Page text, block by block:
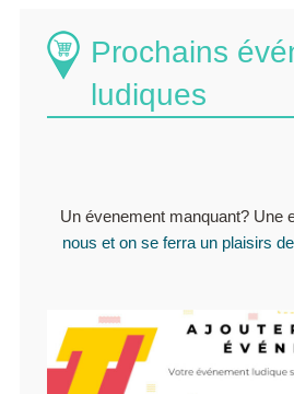
Prochains
ludiques
Un évenement manquant? Une
nous et on se ferra un plaisirs